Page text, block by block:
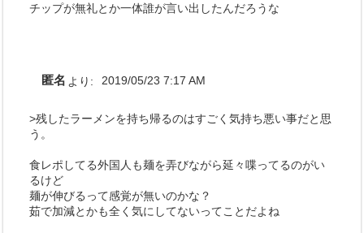
チップが無礼とか一体誰が言い出したんだろうな
匿名 より: 2019/05/23 7:17 AM
>残したラーメンを持ち帰るのはすごく気持ち悪い事だと思
う。
食レポしてる外国人も麺を弄びながら延々喋ってるのがい
るけど
麺が伸びるって感覚が無いのかな？
茹で加減とかも全く気にしてないってことだよね